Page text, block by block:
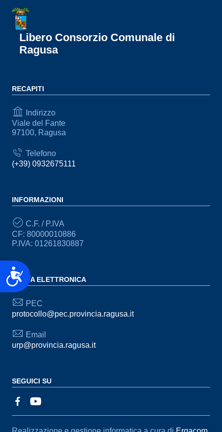
Accessibilità
Libero Consorzio Comunale di
Ragusa
RECAPITI
Indirizzo
Viale del Fante
97100, Ragusa
Telefono
(+39) 0932675111
INFORMAZIONI
C.F. / P.IVA
CF: 80000010886
P.IVA: 01261830887
POSTA ELETTRONICA
PEC
protocollo@pec.provincia.ragusa.it
Email
urp@provincia.ragusa.it
SEGUICI SU